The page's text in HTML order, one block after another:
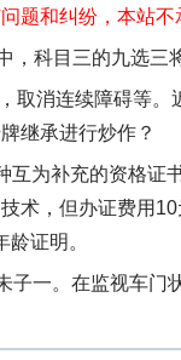
题和纠纷，本站不
科目三的九选三
取消连续障碍等
继承进行炒作？
为补充的资格证
术，但办证费用
证明。
一。在监视车门